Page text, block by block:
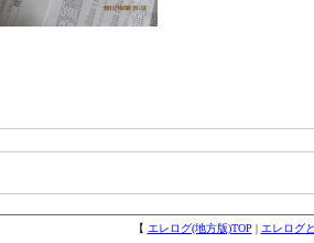
【 エレログ(地方版)TOP | エレログ